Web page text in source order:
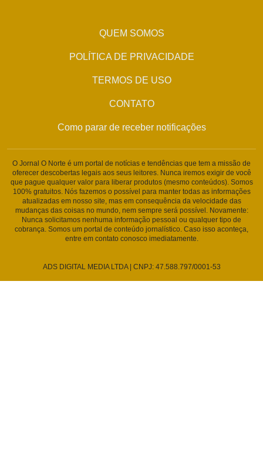
QUEM SOMOS
POLÍTICA DE PRIVACIDADE
TERMOS DE USO
CONTATO
Como parar de receber notificações
O Jornal O Norte é um portal de notícias e tendências que tem a missão de
oferecer descobertas legais aos seus leitores. Nunca iremos exigir de você
que pague qualquer valor para liberar produtos (mesmo conteúdos). Somos
100% gratuitos. Nós fazemos o possível para manter todas as informações
atualizadas em nosso site, mas em consequência da velocidade das
mudanças das coisas no mundo, nem sempre será possível. Novamente:
Nunca solicitamos nenhuma informação pessoal ou qualquer tipo de
cobrança. Somos um portal de conteúdo jornalístico. Caso isso aconteça,
entre em contato conosco imediatamente.
ADS DIGITAL MEDIA LTDA | CNPJ: 47.588.797/0001-53